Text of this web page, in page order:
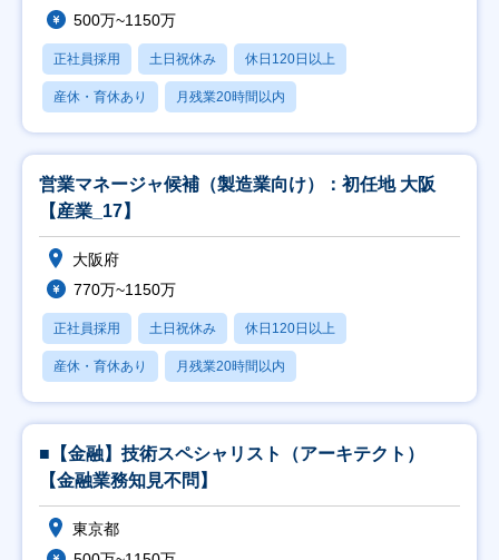
500万~1150万
正社員採用 土日祝休み 休日120日以上
産休・育休あり 月残業20時間以内
営業マネージャ候補（製造業向け）：初任地 大阪
【産業_17】
大阪府
770万~1150万
正社員採用 土日祝休み 休日120日以上
産休・育休あり 月残業20時間以内
■【金融】技術スペシャリスト（アーキテクト）
【金融業務知見不問】
東京都